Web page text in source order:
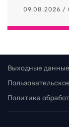
09.08.2026 /
Выходные
Политика